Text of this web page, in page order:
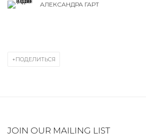
АЛЕКСАНДРА ГАРТ
ПОДЕЛИТЬСЯ
JOIN OUR MAILING LIST